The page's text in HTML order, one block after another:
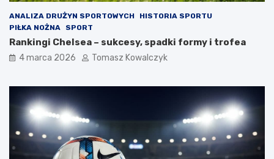
ANALIZA DRUŻYN SPORTOWYCH
HISTORIA SPORTU
PIŁKA NOŻNA
SPORT
Rankingi Chelsea – sukcesy, spadki formy i trofea
4 marca 2026 Tomasz Kowalczyk